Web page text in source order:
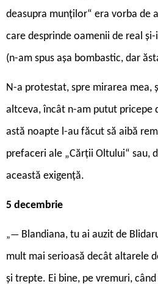
deasupra munților“ era vorba de
care desprinde oamenii de real
(n-am spus așa bombastic, dar
N-a protestat, spre mirarea mea,
altceva, încât n-am putut pricepe
astă noapte l-au făcut să aibă
prefaceri ale „Cărții Oltului“ sau,
această exigență.
5 decembrie
„— Blandiana, tu ai auzit de
mult mai serioasă decât altarele
și trepte. Ei bine, pe vremuri,